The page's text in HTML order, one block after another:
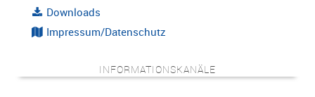
Downloads
Impressum/Datenschutz
INFORMATIONSKANÄLE